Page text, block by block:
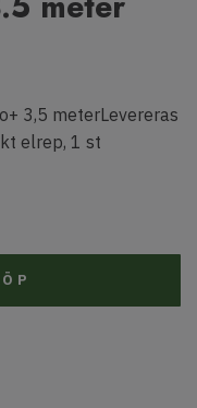
3,5 meterLevereras
elrep, 1 st